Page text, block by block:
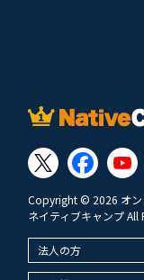
Copyright © 2026 オン
ネイティブキャンプ All
法人の方